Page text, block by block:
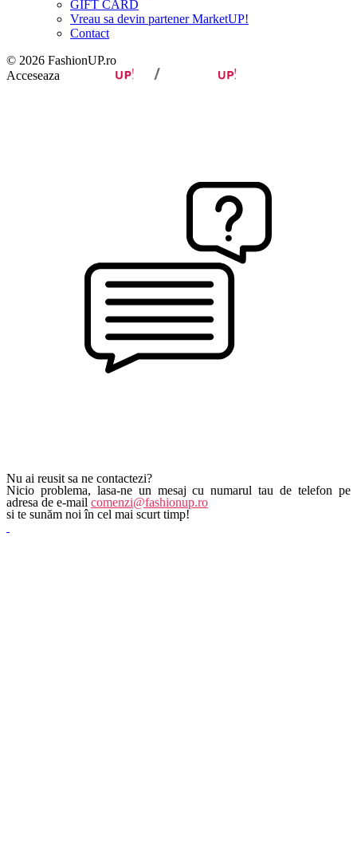
GIFT CARD
Vreau sa devin partener MarketUP!
Contact
© 2026 FashionUP.ro
Acceseaza
Nu ai reusit sa ne contactezi?
Nicio problema, lasa-ne un mesaj cu numarul tau de telefon pe
adresa de e-mail comenzi@fashionup.ro
si te sunăm noi în cel mai scurt timp!